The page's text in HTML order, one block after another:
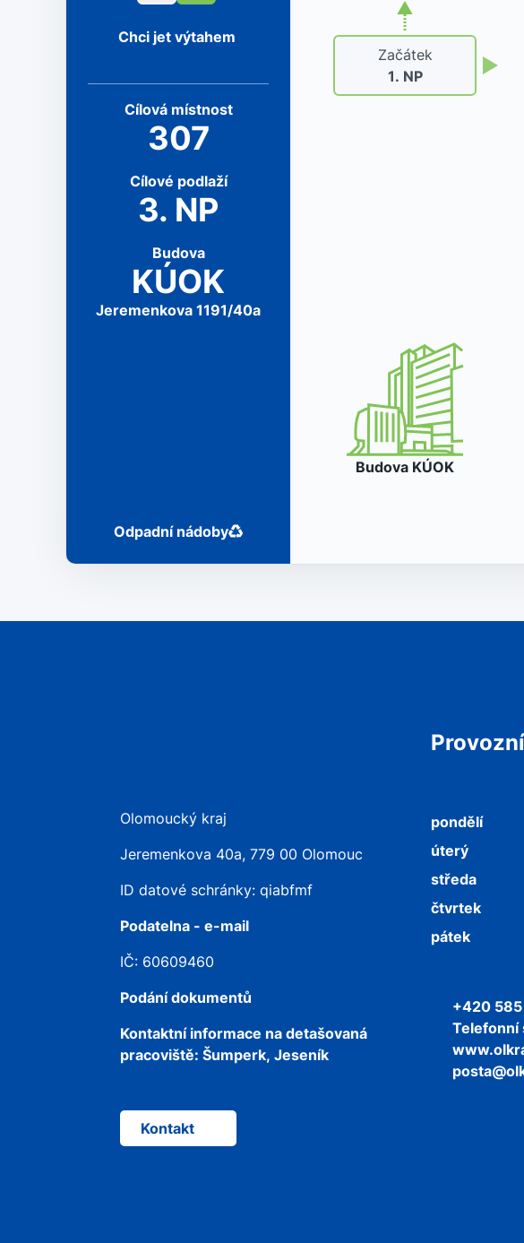
Chci jet výtahem
Cílovámístnost
307
Cílové podlaží
3. NP
Budova
KÚOK
Jeremenkova 1191/40a
Odpadní nádoby
Začátek
1. NP
Budova KÚOK
Olomoucký kraj
Jeremenkova 40a, 779 00 Olomouc
ID datové schránky: qiabfmf
Podatelna - e-mail
IČ: 60609460
Podání dokumentů
Kontaktní informace na detašovaná
pracoviště: Šumperk, Jeseník
Kontakt
pondělí
úterý
středa
čtvrtek
pátek
+420 585
Telefonní